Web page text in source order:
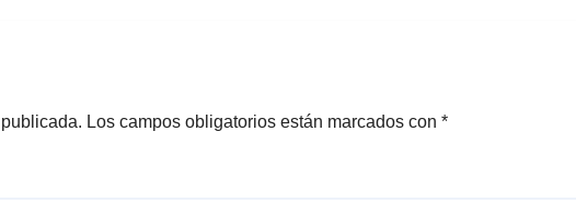
Los campos obligatorios están marcados con *